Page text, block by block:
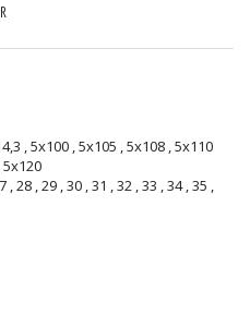
,5x100 ,5x105 ,5x108 ,5x110
5x120
,28 ,29 ,30 ,31 ,32 ,33 ,34,35 ,